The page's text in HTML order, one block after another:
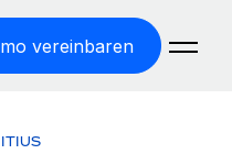
vereinbaren